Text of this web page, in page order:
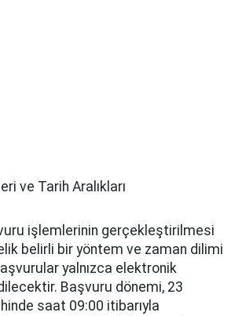
ve Tarih Aralıkları
işlemlerinin gerçekleştirilmesi
belirli bir yöntem ve zaman dilimi
yalnızca elektronik
Başvuru dönemi, 23
saat 09:00 itibarıyla